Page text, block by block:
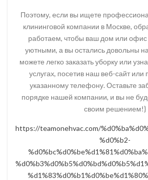
Поэтому, если вы ищете
клининговой компании в Москве,
работаем, чтобы ваш дом или
уютными, а вы остались довольны
можете легко заказать уборку или
услугах, посетив наш веб-сайт или
указанному телефону. Оставьте
порядке нашей компании, и вы не
своим решением!}
https://teamonehvac.com/
%d0%b2-